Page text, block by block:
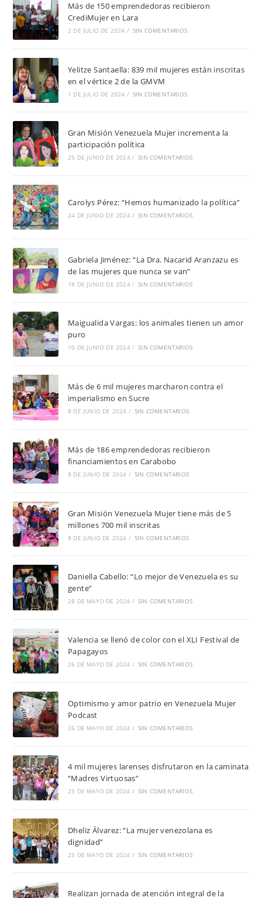
Más de 150 emprendedoras recibieron
CrediMujer en Lara
2 DE JULIO DE 2024 / SIN COMENTARIOS
Yelitze Santaella: 839 mil mujeres están inscritas
en el vértice 2 de la GMVM
1 DE JULIO DE 2024 / SIN COMENTARIOS
Gran Misión Venezuela Mujer incrementa la
participación política
25 DE JUNIO DE 2024 / SIN COMENTARIOS
Carolys Pérez: “Hemos humanizado la política”
24 DE JUNIO DE 2024 / SIN COMENTARIOS
Gabriela Jiménez: “La Dra. Nacarid Aranzazu es
de las mujeres que nunca se van”
18 DE JUNIO DE 2024 / SIN COMENTARIOS
Maigualida Vargas: los animales tienen un amor
puro
10 DE JUNIO DE 2024 / SIN COMENTARIOS
Más de 6 mil mujeres marcharon contra el
imperialismo en Sucre
8 DE JUNIO DE 2024 / SIN COMENTARIOS
Más de 186 emprendedoras recibieron
financiamientos en Carabobo
8 DE JUNIO DE 2024 / SIN COMENTARIOS
Gran Misión Venezuela Mujer tiene más de 5
millones 700 mil inscritas
8 DE JUNIO DE 2024 / SIN COMENTARIOS
Daniella Cabello: “Lo mejor de Venezuela es su
gente”
28 DE MAYO DE 2024 / SIN COMENTARIOS
Valencia se llenó de color con el XLI Festival de
Papagayos
26 DE MAYO DE 2024 / SIN COMENTARIOS
Optimismo y amor patrio en Venezuela Mujer
Podcast
26 DE MAYO DE 2024 / SIN COMENTARIOS
4 mil mujeres larenses disfrutaron en la caminata
“Madres Virtuosas”
25 DE MAYO DE 2024 / SIN COMENTARIOS
Dheliz Álvarez: “La mujer venezolana es
dignidad”
25 DE MAYO DE 2024 / SIN COMENTARIOS
Realizan jornada de atención integral de la